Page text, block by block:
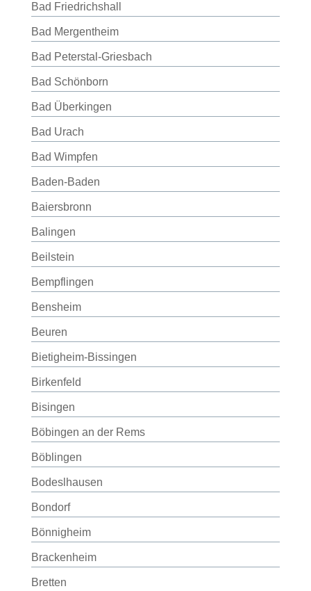
Bad Friedrichshall
Bad Mergentheim
Bad Peterstal-Griesbach
Bad Schönborn
Bad Überkingen
Bad Urach
Bad Wimpfen
Baden-Baden
Baiersbronn
Balingen
Beilstein
Bempflingen
Bensheim
Beuren
Bietigheim-Bissingen
Birkenfeld
Bisingen
Böbingen an der Rems
Böblingen
Bodeslhausen
Bondorf
Bönnigheim
Brackenheim
Bretten